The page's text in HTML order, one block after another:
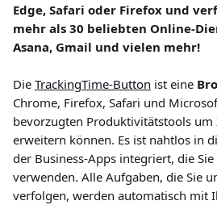
Edge, Safari oder Firefox und
mehr als 30 beliebten Online-
Asana, Gmail und vielen mehr!
Die TrackingTime-Button ist eine
Chrome, Firefox, Safari und
bevorzugten Produktivitätstools um
erweitern können. Es ist nahtlos in
der Business-Apps integriert, die
verwenden. Alle Aufgaben, die Sie
verfolgen, werden automatisch mit